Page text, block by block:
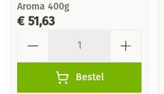
Aroma 400g
€ 51,63
Bestel